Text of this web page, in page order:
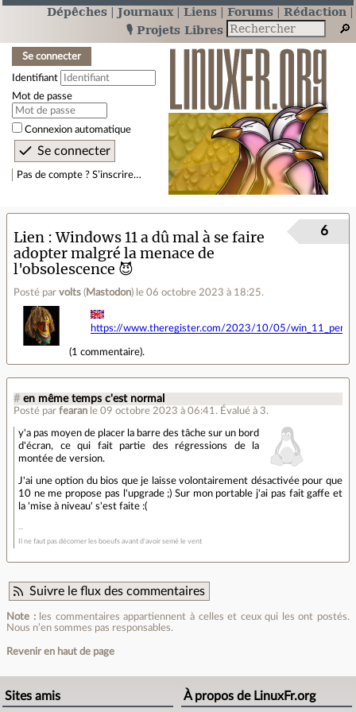
Dépêches Journaux Liens Forums
Rédaction
🎙️ Projets Libres
Se connecter
Identifiant
Mot de passe
Connexion automatique
Pas de compte ? S’inscrire…
Lien
Windows 11 a dû mal à se faire
adopter malgré la menace de
l'obsolescence 😈
Posté par volts ( Mastodon) le 06 octobre 2023 à 18:25.
6
https://www.theregister.com/2023/10/05/
(1 commentaire).
# en même temps c'est normal
Posté par fearan le 09 octobre 2023 à 06:41 . Évalué à 3.
y'a pas moyen de placer la barre des tâche sur un bord
d'écran, ce qui fait partie des régressions de la
montée de version.
J'ai une option du bios que je laisse volontairement désactivée pour que
10 ne me propose pas l'upgrade ;) Sur mon portable j'ai pas fait gaffe et
la 'mise à niveau' s'est faite :(
Il ne faut pas décorner les boeufs avant d'avoir semé le vent
Suivre le flux des commentaires
Note :les commentaires appartiennent à celles et ceux qui les ont postés.
Nous n’en sommes pas responsables.
Revenir en haut de page
Sites amis À propos de LinuxFr.org